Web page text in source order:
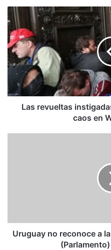
Las
revueltas
instigadas
por
Trump
siembran
caos
en
Washington
Las revueltas
caos en
(Parlamento)
deUruguay no reconoce a